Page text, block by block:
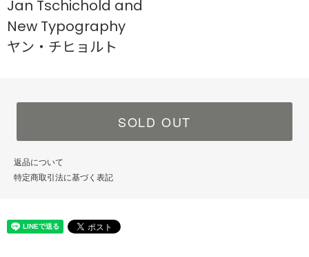
Jan Tschichold and
New Typography
ヤン・チヒョルト
SOLD OUT
返品について
特定商取引法に基づく表記